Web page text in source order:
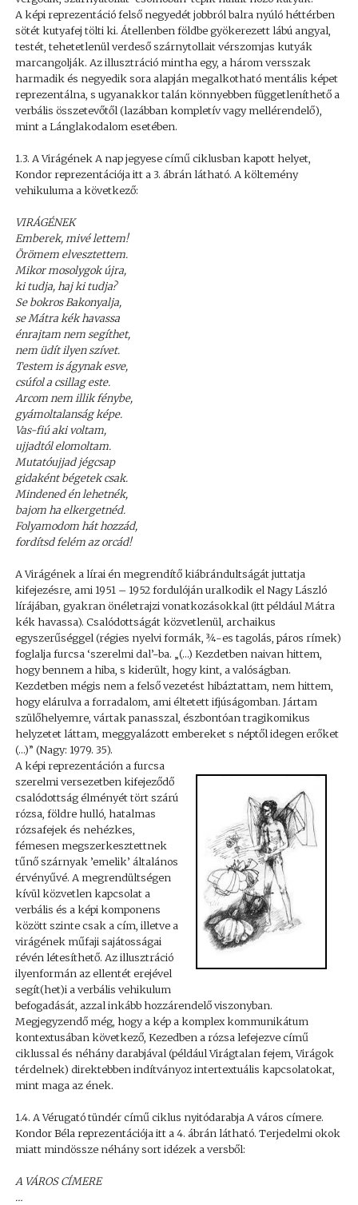
A képi reprezentáció felső negyedét jobbról balra nyúló héttérben
sötét kutyafej tölti ki. Átellenben földbe gyökerezett lábú angyal,
testét, tehetetlenül verdeső szárnytollait vérszomjas kutyák
marcangolják. Az illusztráció mintha egy, a három versszak
harmadik és negyedik sora alapján megalkotható mentális képet
reprezentálna, s ugyanakkor talán könnyebben függetleníthető a
verbális összetevőtől (lazábban kompletív vagy mellérendelő),
mint a Lánglakodalom esetében.
1.3. A Virágének A nap jegyese című ciklusban kapott helyet,
Kondor reprezentációja itt a 3. ábrán látható. A költemény
vehikuluma a következő:
VIRÁGÉNEK
Emberek, mivé lettem!
Örömem elvesztettem.
Mikor mosolygok újra,
ki tudja, haj ki tudja?
Se bokros Bakonyalja,
se Mátra kék havassa
énrajtam nem segíthet,
nem üdít ilyen szívet.
Testem is ágynak esve,
csúfol a csillag este.
Arcom nem illik fénybe,
gyámoltalanság képe.
Vas-fiú aki voltam,
ujjadtól elomoltam.
Mutatóujjad jégcsap
gidaként bégetek csak.
Mindened én lehetnék,
bajom ha elkergetnéd.
Folyamodom hát hozzád,
fordítsd felém az orcád!
A Virágének a lírai én megrendítő kiábrándultságát juttatja
kifejezésre, ami 1951 – 1952 fordulóján uralkodik el Nagy László
lírájában, gyakran önéletrajzi vonatkozásokkal (itt például Mátra
kék havassa). Csalódottságát közvetlenül, archaikus
egyszerűséggel (régies nyelvi formák, ¾-es tagolás, páros rímek)
foglalja furcsa ‘szerelmi dal’-ba. „(…) Kezdetben naivan hittem,
hogy bennem a hiba, s kiderült, hogy kint, a valóságban.
Kezdetben mégis nem a felső vezetést hibáztattam, nem hittem,
hogy elárulva a forradalom, ami éltetett ifjúságomban. Jártam
szülőhelyemre, vártak panasszal, észbontóan tragikomikus
helyzetet láttam, meggyalázott embereket s néptől idegen erőket
(…)” (Nagy: 1979. 35).
A képi reprezentáción a furcsa
szerelmi versezetben kifejeződő
csalódottság élményét tört szárú
rózsa, földre hulló, hatalmas
rózsafejek és nehézkes,
fémesen megszerkesztettnek
tűnő szárnyak ’emelik’ általános
érvényűvé. A megrendültségen
kívül közvetlen kapcsolat a
verbális és a képi komponens
között szinte csak a cím, illetve a
virágének műfaji sajátosságai
révén létesíthető. Az illusztráció
ilyenformán az ellentét erejével
segít(het)i a verbális vehikulum
befogadását, azzal inkább hozzárendelő viszonyban.
Megjegyzendő még, hogy a kép a komplex kommunikátum
kontextusában következő, Kezedben a rózsa lefejezve című
ciklussal és néhány darabjával (például Virágtalan fejem, Virágok
térdelnek) direktebben indítványoz intertextuális kapcsolatokat,
mint maga az ének.
1.4. A Vérugató tündér című ciklus nyitódarabja A város címere.
Kondor Béla reprezentációja itt a 4. ábrán látható. Terjedelmi okok
miatt mindössze néhány sort idézek a versből:
A VÁROS CÍMERE
…